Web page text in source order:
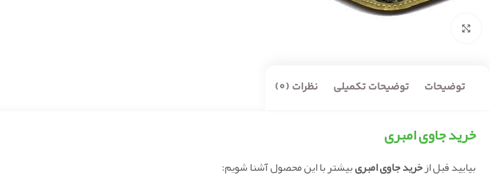
توضیحات توضیحات تکمیلی نظرات (0)
خرید جاوی امبری
بیایید قبل ازخرید جاوی امبریبیشتر با این محصول آشنا شویم: